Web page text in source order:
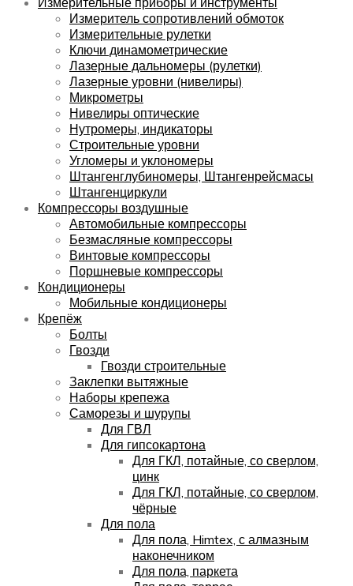
Измеритель сопротивлений обмоток
Измерительные рулетки
Ключи динамометрические
Лазерные дальномеры (рулетки)
Лазерные уровни (нивелиры)
Микрометры
Нивелиры оптические
Нутромеры, индикаторы
Строительные уровни
Угломеры и уклономеры
Штангенглубиномеры, Штангенрейсмасы
Штангенциркули
Компрессоры воздушные
Автомобильные компрессоры
Безмасляные компрессоры
Винтовые компрессоры
Поршневые компрессоры
Кондиционеры
Мобильные кондиционеры
Крепёж
Болты
Гвозди
Гвозди строительные
Заклепки вытяжные
Наборы крепежа
Саморезы и шурупы
Для ГВЛ
Для гипсокартона
Для ГКЛ, потайные, со сверлом,
цинк
Для ГКЛ, потайные, со сверлом,
чёрные
Для пола
Для пола, Himtex, с алмазным
наконечником
Для пола, паркета